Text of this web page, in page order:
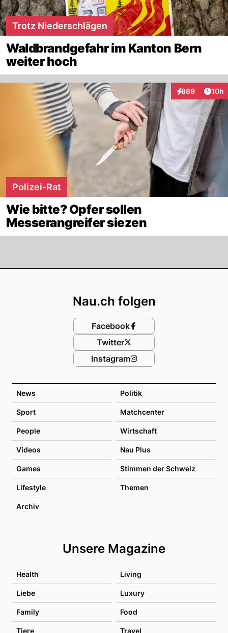
Trotz Niederschlägen
Waldbrandgefahr im Kanton Bern
weiter hoch
889
Interaktionen
10h
Polizei-Rat
Wie bitte? Opfer sollen
Messerangreifer siezen
News Politik
Sport Matchcenter
People Wirtschaft
Videos Nau Plus
Games Stimmen der Schweiz
Lifestyle Themen
Archiv
Unsere Magazine
Health Living
Liebe Luxury
Family Food
Tiere Travel
Nau.ch folgen
Facebook
Twitter
Instagram